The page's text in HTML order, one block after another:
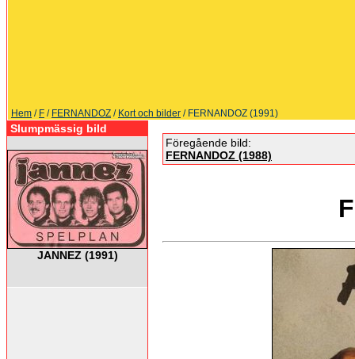
Hem / F / FERNANDOZ / Kort och bilder / FERNANDOZ (1991)
Slumpmässig bild
JANNEZ (1991)
Föregående bild:
FERNANDOZ (1988)